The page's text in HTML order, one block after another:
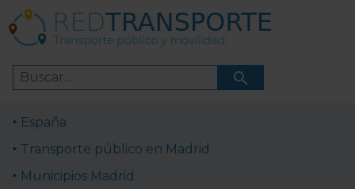
España
Transporte público en Madrid
Municipios Madrid